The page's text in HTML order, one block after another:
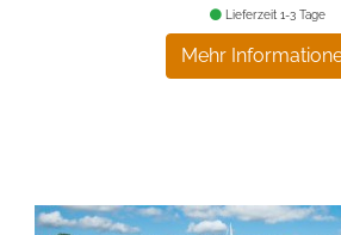
Mehr
Lieferzeit 1-3 Tage